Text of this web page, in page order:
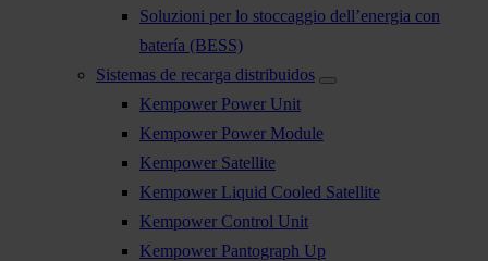
Soluzioni per lo stoccaggio dell’energia con
batería (BESS)
Sistemas de recarga distribuidos
Kempower Power Unit
Kempower Power Module
Kempower Satellite
Kempower Liquid Cooled Satellite
Kempower Control Unit
Kempower Pantograph Up